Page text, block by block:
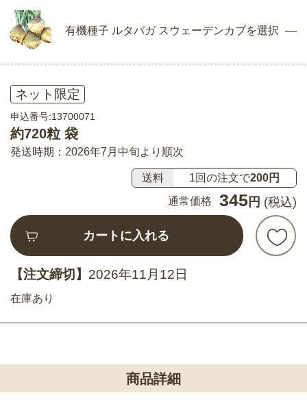
有機種子 ルタバガ スウェーデンカブを選択
ネット限定
申込番号:13700071
約720粒 袋
発送時期：2026年7月中旬より順次
送料 1回の注文で200円
通常価格
345 円 (税込)
カートに入れる
【注文締切】 2026年11月12日
在庫あり
商品詳細